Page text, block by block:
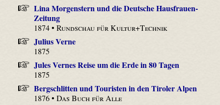
Lina Morgenstern und die Deutsche Hausfrauen-
Zeitung
1874 •Rundschau für Kultur+Technik
Julius Verne
1875
Jules Vernes Reise um die Erde in 80 Tagen
1875
Bergschlitten und Touristen in den Tiroler Alpen
1876 •Das Buch für Alle